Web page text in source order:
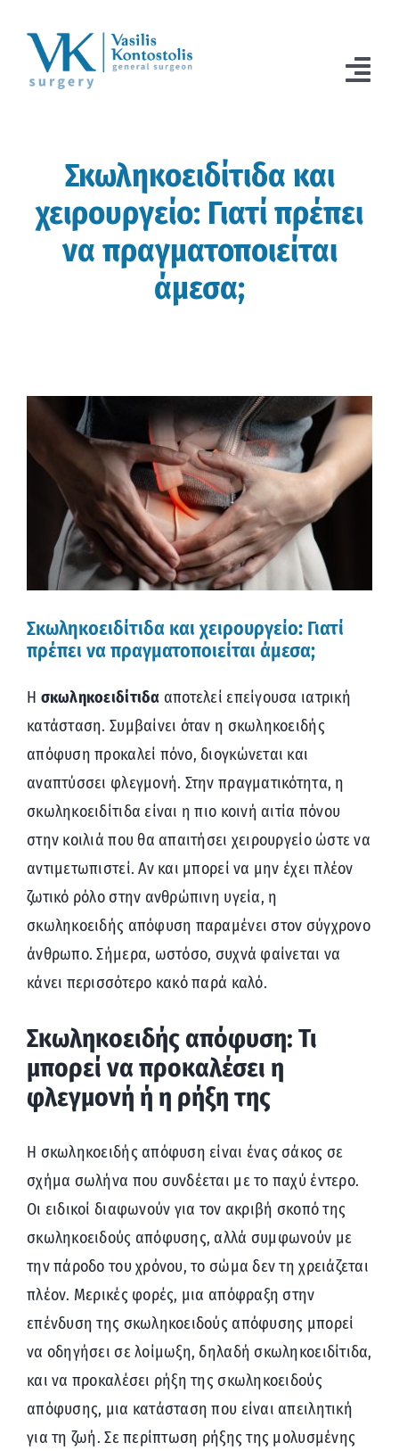
περιεχόμενο
Ο ΙΑΤΡΟΣ
ΧΕΙΡΟΥΡΓΙΚΗ ΟΓΚΟΛΟΓΙΑ
Σκωληκοειδίτιδα και
χειρουργείο: Γιατί πρέπει
να πραγματοποιείται
άμεσα;
Προβολή
μεγαλύτερης
εικόνας
Σκωληκοειδίτιδα και χειρουργείο: Γιατί
πρέπει να πραγματοποιείται άμεσα;
Η σκωληκοειδίτιδα αποτελεί επείγουσα ιατρική
κατάσταση. Συμβαίνει όταν η σκωληκοειδής
απόφυση προκαλεί πόνο, διογκώνεται και
αναπτύσσει φλεγμονή. Στην πραγματικότητα, η
σκωληκοειδίτιδα είναι η πιο κοινή αιτία πόνου
στην κοιλιά που θα απαιτήσει χειρουργείο ώστε να
αντιμετωπιστεί. Αν και μπορεί να μην έχει πλέον
ζωτικό ρόλο στην ανθρώπινη υγεία, η
σκωληκοειδής απόφυση παραμένει στον σύγχρονο
άνθρωπο. Σήμερα, ωστόσο, συχνά φαίνεται να
κάνει περισσότερο κακό παρά καλό.
Σκωληκοειδής απόφυση: Τι
μπορεί να προκαλέσει η
φλεγμονή ή η ρήξη της
Η σκωληκοειδής απόφυση είναι ένας σάκος σε
σχήμα σωλήνα που συνδέεται με το παχύ έντερο.
Οι ειδικοί διαφωνούν για τον ακριβή σκοπό της
σκωληκοειδούς απόφυσης, αλλά συμφωνούν με
την πάροδο του χρόνου, το σώμα δεν τη χρειάζεται
πλέον. Μερικές φορές, μια απόφραξη στην
επένδυση της σκωληκοειδούς απόφυσης μπορεί
να οδηγήσει σε λοίμωξη, δηλαδή σκωληκοειδίτιδα,
και να προκαλέσει ρήξη της σκωληκοειδούς
απόφυσης, μια κατάσταση που είναι απειλητική
για τη ζωή. Σε περίπτωση ρήξης της μολυσμένης